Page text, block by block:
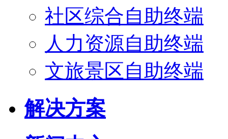
社区综合自助终端
人力资源自助终端
文旅景区自助终端
解决方案